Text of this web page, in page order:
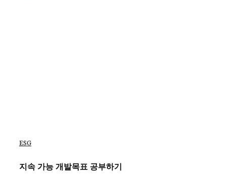
ESG
지속 가능 개발목표 공부하기